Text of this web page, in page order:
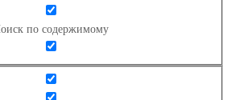
по содержимому